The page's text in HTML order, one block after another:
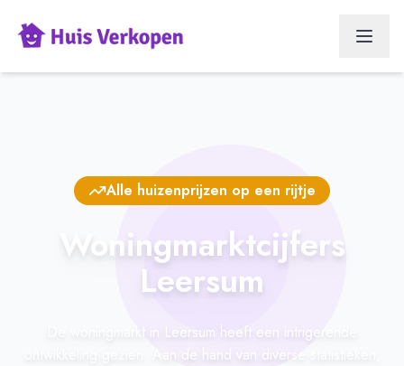
Alle huizenprijzen op een rijtje
Woningmarktcijfers
Leersum
De woningmarkt in Leersum heeft een intrigerende
ontwikkeling gezien. Aan de hand van diverse statistieken,